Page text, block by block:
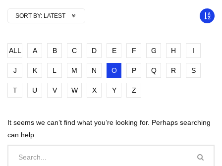
SORT BY: LATEST
ALL A B C D E F G H I
J K L M N O P Q R S
T U V W X Y Z
It seems we can’t find what you’re looking for. Perhaps searching
can help.